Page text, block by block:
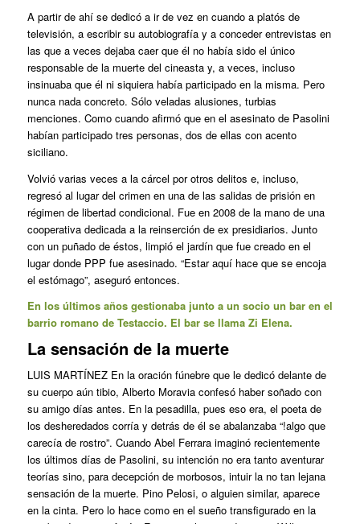
A partir de ahí se dedicó a ir de vez en cuando a platós de
televisión, a escribir su autobiografía y a conceder entrevistas en
las que a veces dejaba caer que él no había sido el único
responsable de la muerte del cineasta y, a veces, incluso
insinuaba que él ni siquiera había participado en la misma. Pero
nunca nada concreto. Sólo veladas alusiones, turbias
menciones. Como cuando afirmó que en el asesinato de Pasolini
habían participado tres personas, dos de ellas con acento
siciliano.
Volvió varias veces a la cárcel por otros delitos e, incluso,
regresó al lugar del crimen en una de las salidas de prisión en
régimen de libertad condicional. Fue en 2008 de la mano de una
cooperativa dedicada a la reinserción de ex presidiarios. Junto
con un puñado de éstos, limpió el jardín que fue creado en el
lugar donde PPP fue asesinado. “Estar aquí hace que se encoja
el estómago”, aseguró entonces.
En los últimos años gestionaba junto a un socio un bar en el
barrio romano de Testaccio. El bar se llama Zi Elena.
La sensación de la muerte
LUIS MARTÍNEZ En la oración fúnebre que le dedicó delante de
su cuerpo aún tibio, Alberto Moravia confesó haber soñado con
su amigo días antes. En la pesadilla, pues eso era, el poeta de
los desheredados corría y detrás de él se abalanzaba “!algo que
carecía de rostro”. Cuando Abel Ferrara imaginó recientemente
los últimos días de Pasolini, su intención no era tanto aventurar
teorías sino, para decepción de morbosos, intuir la no tan lejana
sensación de la muerte. Pino Pelosi, o alguien similar, aparece
en la cinta. Pero lo hace como en el sueño transfigurado en la